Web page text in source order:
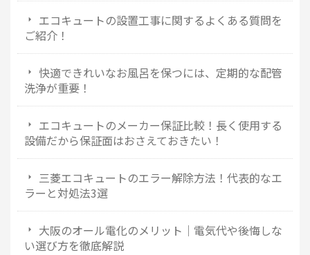
エコキュートの設置工事に関するよくある質問を
ご紹介！
快適できれいなお風呂を保つには、定期的な配管
洗浄が重要！
エコキュートのメーカー保証比較！長く使用する
設備だから保証面はおさえておきたい！
三菱エコキュートのエラー解除方法！代表的なエ
ラーと対処法3選
大阪のオール電化のメリット｜電気代や後悔しな
い選び方を徹底解説